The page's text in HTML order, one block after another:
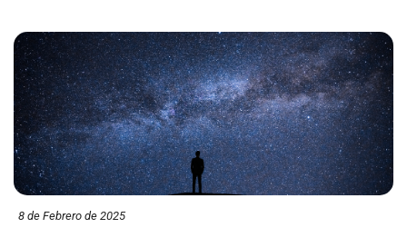
8 de Febrero de 2025